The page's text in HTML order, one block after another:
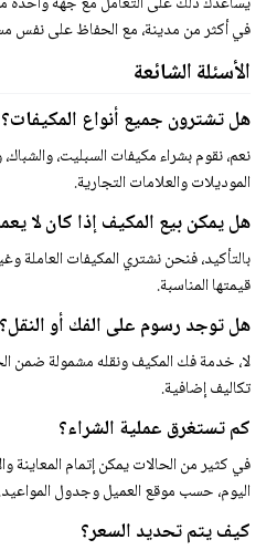
في أكثر من مدينة، مع الحفاظ على نفس
الأسئلة الشائعة
هل تشترون جميع أنواع المكيفات؟
نعم، نقوم بشراء مكيفات السبليت،
الموديلات والعلامات التجارية.
هل يمكن بيع المكيف إذا كان لا
بالتأكيد، فنحن نشتري المكيفات العاملة
قيمتها المناسبة.
هل توجد رسوم على الفك أو النقل؟
لا، خدمة فك المكيف ونقله مشمولة ضمن
تكاليف إضافية.
كم تستغرق عملية الشراء؟
في كثير من الحالات يمكن إتمام المعاينة
اليوم، حسب موقع العميل وجدول المواعيد.
كيف يتم تحديد السعر؟